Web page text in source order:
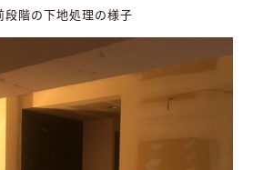
階の下地処理の様子